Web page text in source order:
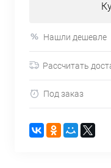
Нашли дешевле
Рассчитать
Под заказ